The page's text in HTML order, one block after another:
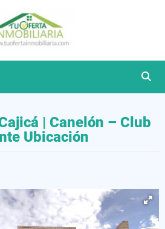
| Canelón – Club
Ubicación